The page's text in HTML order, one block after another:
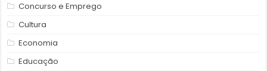
Concurso e Emprego
Cultura
Economia
Educação